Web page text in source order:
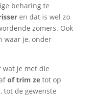
beharing te
en dat is wel zo
zomers. Ook
waar je, onder
wat je met die
of trim zetot op
tot de gewenste